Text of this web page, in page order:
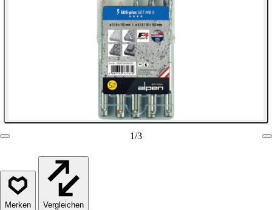
1/3
Vergleichen